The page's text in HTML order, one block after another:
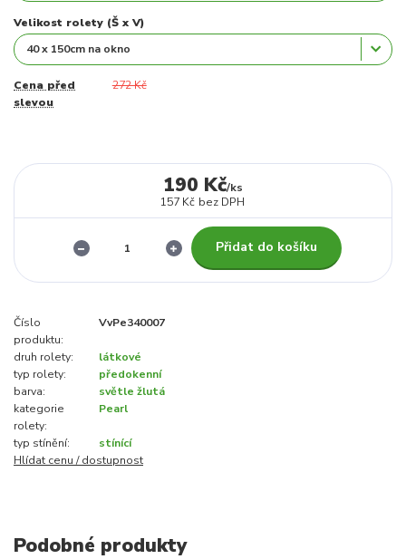
Velikost rolety (Š x V)
Cena před
slevou
272 Kč
190 Kč/ks
157 Kč bez DPH
Přidat do košíku
Číslo
produktu:
VvPe340007
druh rolety:
látkové
typ rolety:
předokenní
barva:
světle žlutá
kategorie
rolety:
Pearl
typ stínění:
stínící
Hlídat cenu / dostupnost
Podobné produkty